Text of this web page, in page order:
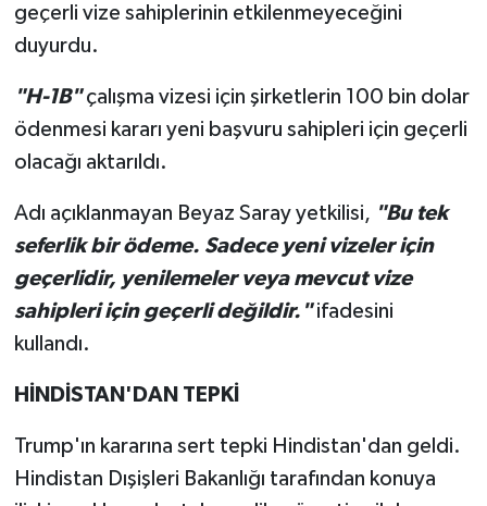
geçerli vize sahiplerinin etkilenmeyeceğini
duyurdu.
"H-1B"çalışma vizesi için şirketlerin 100 bin dolar
ödenmesi kararı yeni başvuru sahipleri için geçerli
olacağı aktarıldı.
Adı açıklanmayan Beyaz Saray yetkilisi, "Bu tek
seferlik bir ödeme. Sadece yeni vizeler için
geçerlidir, yenilemeler veya mevcut vize
sahipleri için geçerli değildir."ifadesini
kullandı.
HİNDİSTAN'DAN TEPKİ
Trump'ın kararına sert tepki Hindistan'dan geldi.
Hindistan Dışişleri Bakanlığı tarafından konuya